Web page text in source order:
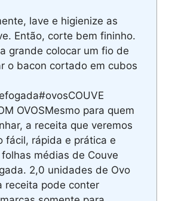
lave e higienize as
Então, corte bem fininho.
grande colocar um fio de
o bacon cortado em cubos
OVOSMesmo para quem
a receita que veremos
fácil, rápida e prática e
médias de Couve
2,0 unidades de Ovo
receita pode conter